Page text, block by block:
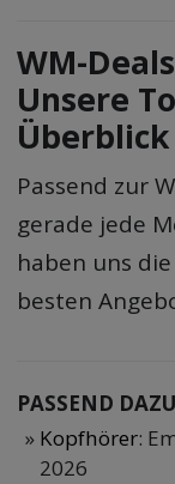
WM-
Unsere
Überblick
Passend zur
gerade jede
haben uns
besten
PASSEND DAZU
Kopfhörer:
2026